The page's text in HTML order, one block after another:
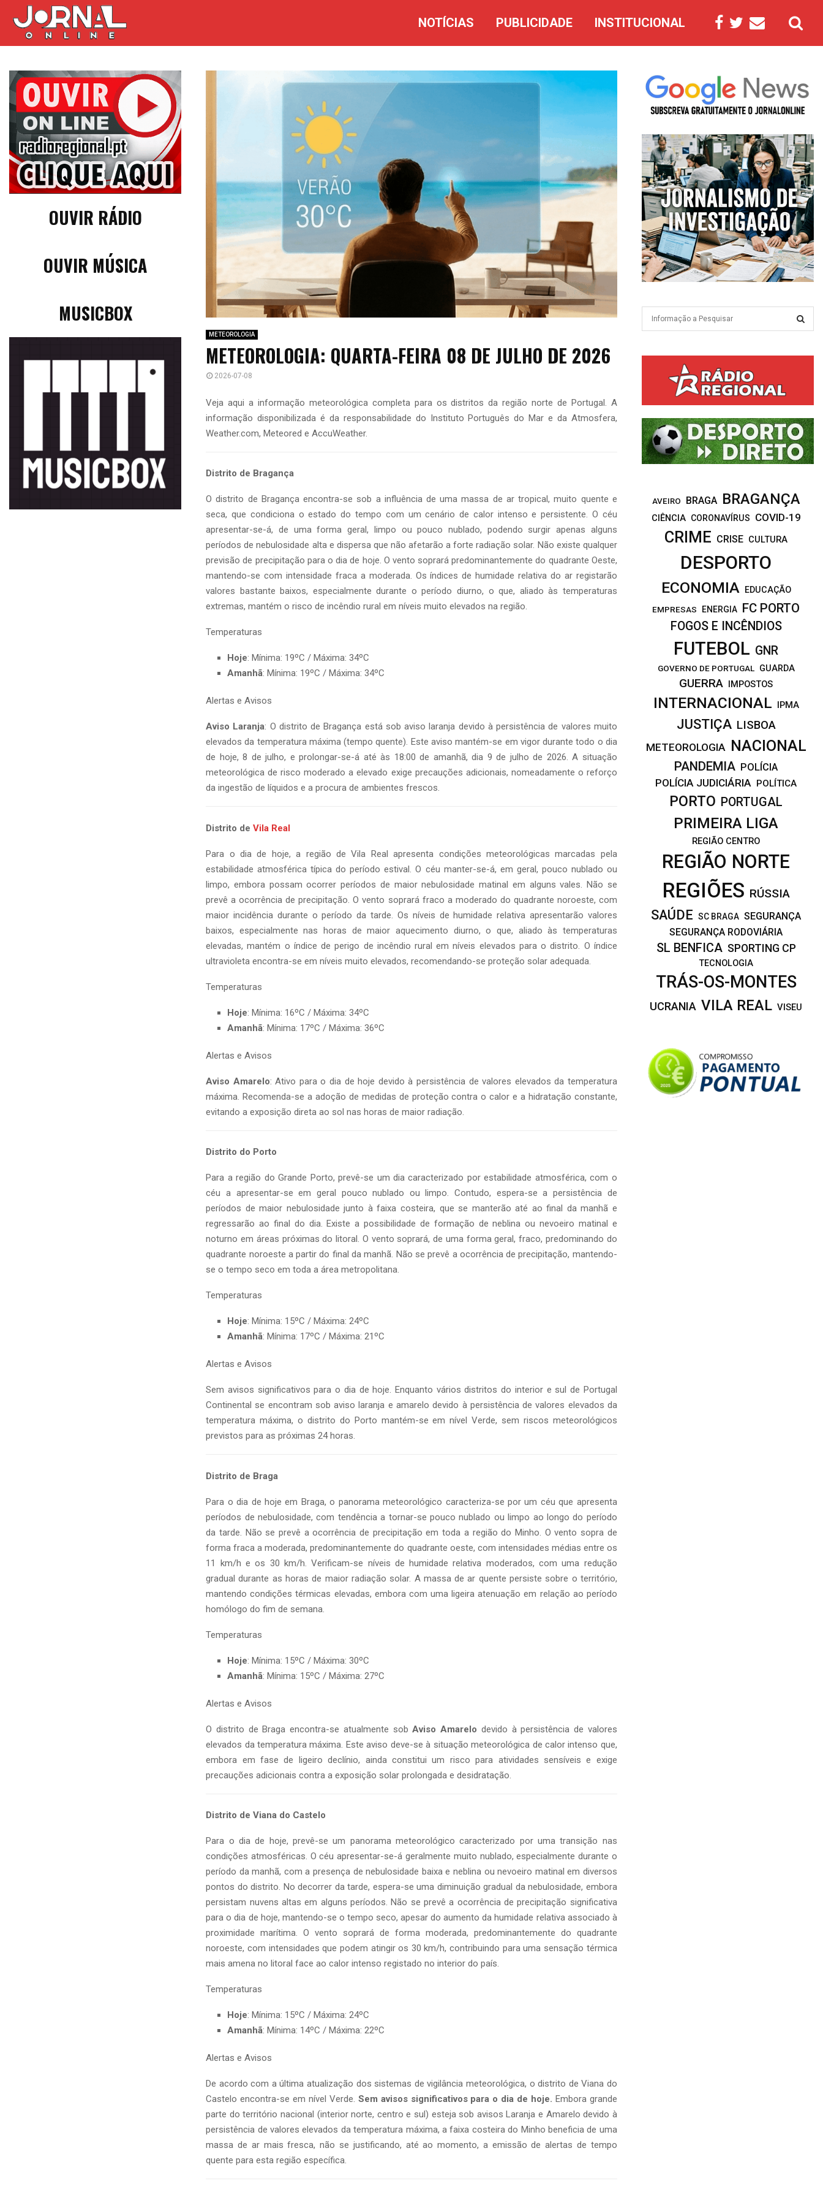
NOTÍCIAS PUBLICIDADE INSTITUCIONAL
METEOROLOGIA
METEOROLOGIA: QUARTA-FEIRA 08 DE JULHO DE 2026
2026-07-08
Veja aqui a informação meteorológica completa para os distritos da região norte de Portugal. A
informação disponibilizada é da responsabilidade do Instituto Português do Mar e da Atmosfera,
Weather.com, Meteored e AccuWeather.
Distrito de Bragança
O distrito de Bragança encontra-se sob a influência de uma massa de ar tropical, muito quente e
seca, que condiciona o estado do tempo com um cenário de calor intenso e persistente. O céu
apresentar-se-á, de uma forma geral, limpo ou pouco nublado, podendo surgir apenas alguns
períodos de nebulosidade alta e dispersa que não afetarão a forte radiação solar. Não existe qualquer
previsão de precipitação para o dia de hoje. O vento soprará predominantemente do quadrante Oeste,
mantendo-se com intensidade fraca a moderada. Os índices de humidade relativa do ar registarão
valores bastante baixos, especialmente durante o período diurno, o que, aliado às temperaturas
extremas, mantém o risco de incêndio rural em níveis muito elevados na região.
Temperaturas
Hoje: Mínima: 19ºC / Máxima: 34ºC
Amanhã: Mínima: 19ºC / Máxima: 34ºC
Alertas e Avisos
Aviso Laranja: O distrito de Bragança está sob aviso laranja devido à persistência de valores muito
elevados da temperatura máxima (tempo quente). Este aviso mantém-se em vigor durante todo o dia
de hoje, 8 de julho, e prolongar-se-á até às 18:00 de amanhã, dia 9 de julho de 2026. A situação
meteorológica de risco moderado a elevado exige precauções adicionais, nomeadamente o reforço
da ingestão de líquidos e a procura de ambientes frescos.
Distrito deVila Real
Para o dia de hoje, a região de Vila Real apresenta condições meteorológicas marcadas pela
estabilidade atmosférica típica do período estival. O céu manter-se-á, em geral, pouco nublado ou
limpo, embora possam ocorrer períodos de maior nebulosidade matinal em alguns vales. Não se
prevê a ocorrência de precipitação. O vento soprará fraco a moderado do quadrante noroeste, com
maior incidência durante o período da tarde. Os níveis de humidade relativa apresentarão valores
baixos, especialmente nas horas de maior aquecimento diurno, o que, aliado às temperaturas
elevadas, mantém o índice de perigo de incêndio rural em níveis elevados para o distrito. O índice
ultravioleta encontra-se em níveis muito elevados, recomendando-se proteção solar adequada.
Temperaturas
Hoje: Mínima: 16ºC / Máxima: 34ºC
Amanhã: Mínima: 17ºC / Máxima: 36ºC
Alertas e Avisos
Aviso Amarelo: Ativo para o dia de hoje devido à persistência de valores elevados da temperatura
máxima. Recomenda-se a adoção de medidas de proteção contra o calor e a hidratação constante,
evitando a exposição direta ao sol nas horas de maior radiação.
Distrito do Porto
Para a região do Grande Porto, prevê-se um dia caracterizado por estabilidade atmosférica, com o
céu a apresentar-se em geral pouco nublado ou limpo. Contudo, espera-se a persistência de
períodos de maior nebulosidade junto à faixa costeira, que se manterão até ao final da manhã e
regressarão ao final do dia. Existe a possibilidade de formação de neblina ou nevoeiro matinal e
noturno em áreas próximas do litoral. O vento soprará, de uma forma geral, fraco, predominando do
quadrante noroeste a partir do final da manhã. Não se prevê a ocorrência de precipitação, mantendo-
se o tempo seco em toda a área metropolitana.
Temperaturas
Hoje: Mínima: 15ºC / Máxima: 24ºC
Amanhã: Mínima: 17ºC / Máxima: 21ºC
Alertas e Avisos
Sem avisos significativos para o dia de hoje. Enquanto vários distritos do interior e sul de Portugal
Continental se encontram sob aviso laranja e amarelo devido à persistência de valores elevados da
temperatura máxima, o distrito do Porto mantém-se em nível Verde, sem riscos meteorológicos
previstos para as próximas 24 horas.
Distrito de Braga
Para o dia de hoje em Braga, o panorama meteorológico caracteriza-se por um céu que apresenta
períodos de nebulosidade, com tendência a tornar-se pouco nublado ou limpo ao longo do período
da tarde. Não se prevê a ocorrência de precipitação em toda a região do Minho. O vento sopra de
forma fraca a moderada, predominantemente do quadrante oeste, com intensidades médias entre os
11 km/h e os 30 km/h. Verificam-se níveis de humidade relativa moderados, com uma redução
gradual durante as horas de maior radiação solar. A massa de ar quente persiste sobre o território,
mantendo condições térmicas elevadas, embora com uma ligeira atenuação em relação ao período
homólogo do fim de semana.
Temperaturas
Hoje: Mínima: 15ºC / Máxima: 30ºC
Amanhã: Mínima: 15ºC / Máxima: 27ºC
Alertas e Avisos
O distrito de Braga encontra-se atualmente sobAviso Amarelo devido à persistência de valores
elevados da temperatura máxima. Este aviso deve-se à situação meteorológica de calor intenso que,
embora em fase de ligeiro declínio, ainda constitui um risco para atividades sensíveis e exige
precauções adicionais contra a exposição solar prolongada e desidratação.
Distrito de Viana do Castelo
Para o dia de hoje, prevê-se um panorama meteorológico caracterizado por uma transição nas
condições atmosféricas. O céu apresentar-se-á geralmente muito nublado, especialmente durante o
período da manhã, com a presença de nebulosidade baixa e neblina ou nevoeiro matinal em diversos
pontos do distrito. No decorrer da tarde, espera-se uma diminuição gradual da nebulosidade, embora
persistam nuvens altas em alguns períodos. Não se prevê a ocorrência de precipitação significativa
para o dia de hoje, mantendo-se o tempo seco, apesar do aumento da humidade relativa associado à
proximidade marítima. O vento soprará de forma moderada, predominantemente do quadrante
noroeste, com intensidades que podem atingir os 30 km/h, contribuindo para uma sensação térmica
mais amena no litoral face ao calor intenso registado no interior do país.
Temperaturas
Hoje: Mínima: 15ºC / Máxima: 24ºC
Amanhã: Mínima: 14ºC / Máxima: 22ºC
Alertas e Avisos
De acordo com a última atualização dos sistemas de vigilância meteorológica, o distrito de Viana do
Castelo encontra-se em nível Verde. Sem avisos significativos para o dia de hoje. Embora grande
parte do território nacional (interior norte, centro e sul) esteja sob avisos Laranja e Amarelo devido à
persistência de valores elevados da temperatura máxima, a faixa costeira do Minho beneficia de uma
massa de ar mais fresca, não se justificando, até ao momento, a emissão de alertas de tempo
quente para esta região específica.
OUVIR RÁDIO
OUVIR MÚSICA
MUSICBOX
o
r
:
R
C
H
AVEIRO BRAGA BRAGANÇA
CIÊNCIA CORONAVÍRUS COVID-19
CRIME CRISE CULTURA
DESPORTO
ECONOMIA
EDUCAÇÃO
EMPRESAS
ENERGIA FC PORTO
FOGOS E INCÊNDIOS
FUTEBOL GNR
GOVERNO DE PORTUGAL GUARDA
GUERRA IMPOSTOS
INTERNACIONAL IPMA
JUSTIÇA LISBOA
METEOROLOGIA NACIONAL
PANDEMIA POLÍCIA
POLÍCIA JUDICIÁRIA POLÍTICA
PORTO PORTUGAL
PRIMEIRA LIGA
REGIÃO CENTRO
REGIÃO NORTE
REGIÕES RÚSSIA
SAÚDE SC BRAGA SEGURANÇA
SEGURANÇA RODOVIÁRIA
SL BENFICA SPORTING CP
TECNOLOGIA
TRÁS-OS-MONTES
UCRANIA VILA REAL VISEU